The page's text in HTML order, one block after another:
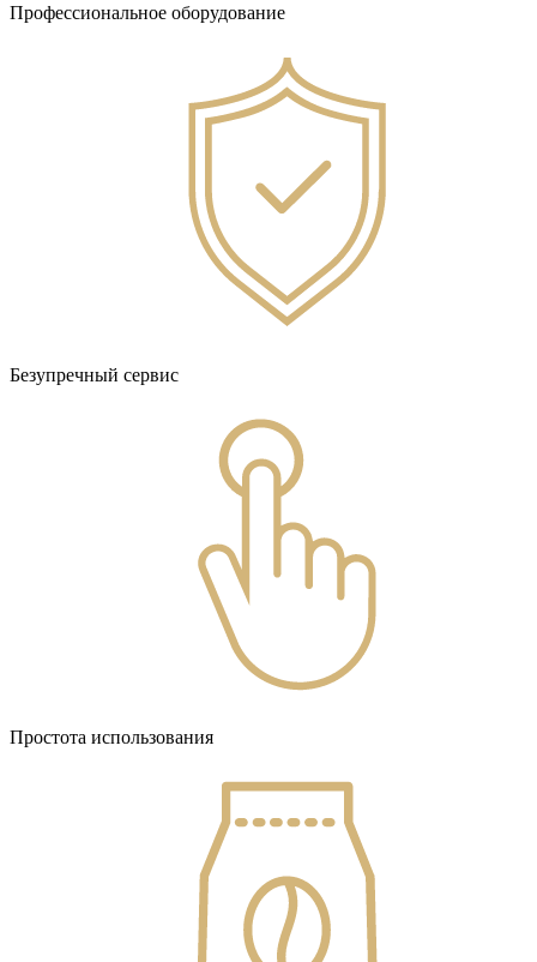
Профессиональное оборудование
Безупречный сервис
Простота использования